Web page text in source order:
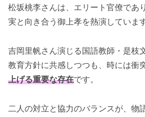
松坂桃李さんは、エリート官僚であ
実と向き合う御上孝を熱演しています
吉岡里帆さん演じる国語教師・是枝
教育方針に共感しつつも、時には衝
上げる重要な存在です。
二人の対立と協力のバランスが、物